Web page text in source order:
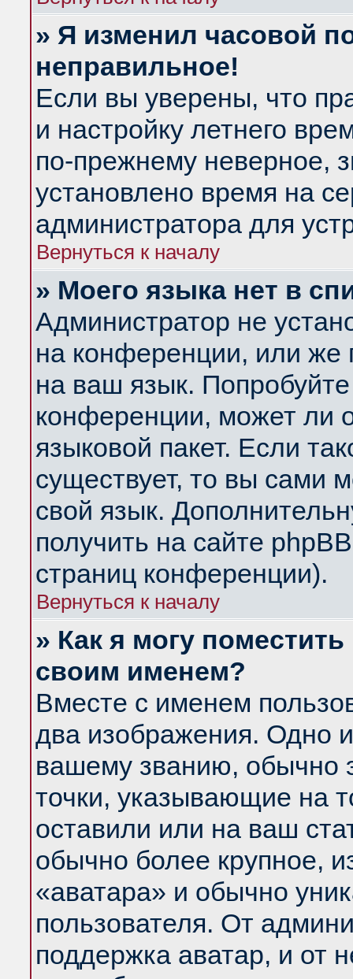
» Я изменил часовой
неправильное!
Если вы уверены, что
и настройку летнего
по-прежнему неверное,
установлено время на
администратора для
Вернуться к началу
» Моего языка нет в
Администратор не
на конференции, или же
на ваш язык.
конференции, может ли
языковой пакет. Если
существует, то вы сами
свой язык.
получить на сайте
страниц конференции).
Вернуться к началу
» Как я могу
своим именем?
Вместе с именем
два изображения. Одно
вашему званию, обычно
точки, указывающие на
оставили или на ваш
обычно более крупное,
«аватара» и обычно
пользователя. От
поддержка аватар, и от